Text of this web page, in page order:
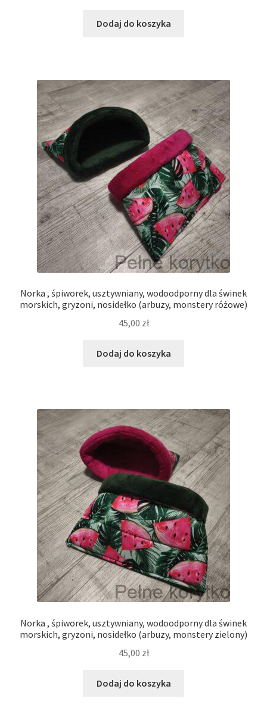
Puszki i karmy dla psów
Wysyłka
Koszyk
Kontakt
Dodaj do koszyka
Norka , śpiworek, usztywniany, wodoodporny dla świnek
morskich, gryzoni, nosidełko (arbuzy, monstery różowe)
45,00 zł
Dodaj do koszyka
Norka , śpiworek, usztywniany, wodoodporny dla świnek
morskich, gryzoni, nosidełko (arbuzy, monstery zielony)
45,00 zł
Dodaj do koszyka